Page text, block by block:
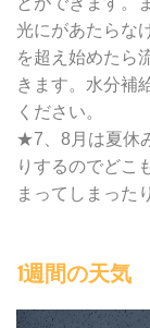
光にがあたらな
を超え始めたら
きます。水分補
ください。
★7、8月は夏休
りするのでどこ
まってしまった
1週間の天気